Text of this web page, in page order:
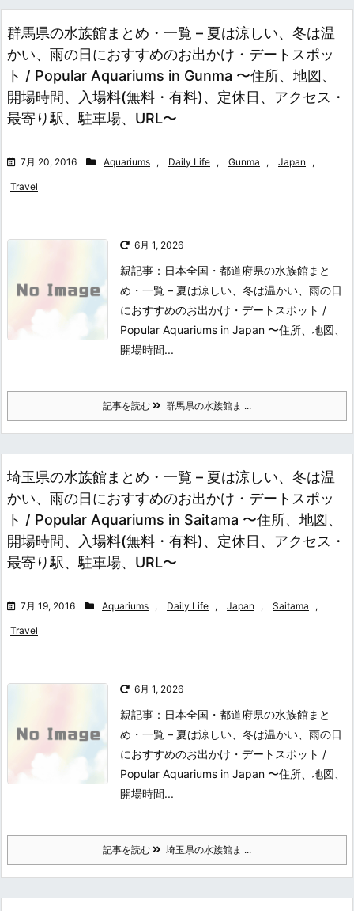
群馬県の水族館まとめ・一覧 – 夏は涼しい、冬は温
かい、雨の日におすすめのお出かけ・デートスポッ
ト / Popular Aquariums in Gunma 〜住所、地図、
開場時間、入場料(無料・有料)、定休日、アクセス・
最寄り駅、駐車場、URL〜
7月 20, 2016 Aquariums , Daily Life , Gunma , Japan ,
Travel
6月 1, 2026
親記事：日本全国・都道府県の水族館まと
め・一覧 – 夏は涼しい、冬は温かい、雨の日
におすすめのお出かけ・デートスポット /
Popular Aquariums in Japan 〜住所、地図、
開場時間...
記事を読む 群馬県の水族館ま ...
埼玉県の水族館まとめ・一覧 – 夏は涼しい、冬は温
かい、雨の日におすすめのお出かけ・デートスポッ
ト / Popular Aquariums in Saitama 〜住所、地図、
開場時間、入場料(無料・有料)、定休日、アクセス・
最寄り駅、駐車場、URL〜
7月 19, 2016 Aquariums , Daily Life , Japan , Saitama ,
Travel
6月 1, 2026
親記事：日本全国・都道府県の水族館まと
め・一覧 – 夏は涼しい、冬は温かい、雨の日
におすすめのお出かけ・デートスポット /
Popular Aquariums in Japan 〜住所、地図、
開場時間...
記事を読む 埼玉県の水族館ま ...